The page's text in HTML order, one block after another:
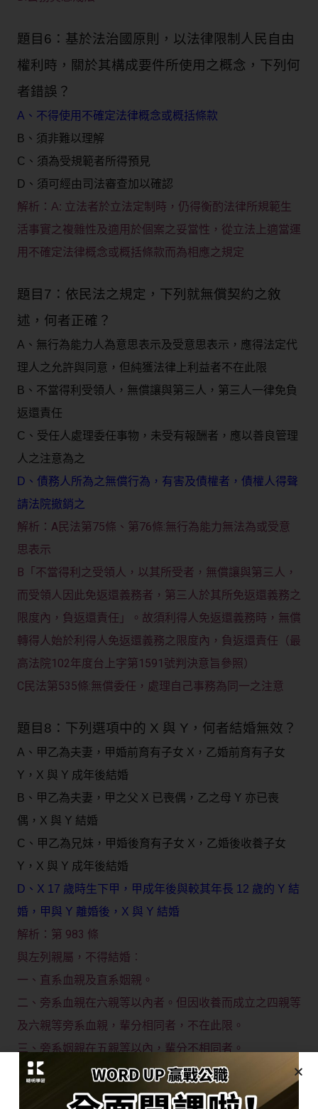
題目6：基於法治國原則，以法律限制人民自由
權利時，關於其構成要件所使用之概念，下列何
者錯誤？
A、不得使用不確定法律概念或概括條款
B、須非難以理解
C、須為受規範者所得預見
D、須可經由司法審查加以確認
解析： A: 立法者於立法定制時，仍得衡酌法律所規範生
活事實之複雜性及適用於個案之妥當性，從立法上適當運
用不確定法律概念或概括條款而為相應之規定
題目7：依民法之規定，下列就無償契約之敘
述，何者正確？
A、無行為能力人為意思表示及受意思表示，應得法定代
理人之允許與同意，但純獲法律上利益者不在此限
B、不當得利受領人，無償讓與第三人，第三人一律免負
返還責任
C、受任人處理委任事物，未受有報酬者，應以善良管理
人之注意為之
D、債務人所為之無償行為，有害及債權者，債權人得聲
請法院撤銷之
解析： A民法第75條、第76條:無行為能力無法為或受意
思表示
B「不當得利之受領人，以其所受者，無償讓與第三人，
而受領人因此免返還義務者，第三人於其所免返還義務之
限度內，負返還責任」。故須利得人免返還義務時，無償
轉得人始於利得人免返還義務之限度內，負返還責任（最
高法院102年度台上字第1591號判決意旨參照）
C民法第535條:無償委任，處理自己事務為同一之注意
題目8：下列選項中的 X 與 Y，何者結婚無效？
A、甲乙為夫妻，甲婚前育有子女 X，乙婚前育有子女
Y，X 與 Y 成年後結婚
B、甲乙為夫妻，甲之父 X 已喪偶，乙之母 Y 亦已喪
偶，X 與 Y 結婚
C、甲乙為兄妹，甲婚後育有子女 X，乙婚後收養子女
Y，X 與 Y 成年後結婚
D、X 17 歲時生下甲，甲成年後與較其年長 12 歲的 Y 結
婚，甲與 Y 離婚後，X 與 Y 結婚
解析： 第 983 條
與左列親屬，不得結婚︰
一、直系血親及直系姻親。
二、旁系血親在六親等以內者。但因收養而成立之四親等
及六親等旁系血親，輩分相同者，不在此限。
三、旁系姻親在五親等以內，輩分不相同者。
X生下甲，兩者為直系血親，後甲與Y結婚，X與Y為直系
姻親，依民法第983條第2項，直系姻親結婚之限制，縱